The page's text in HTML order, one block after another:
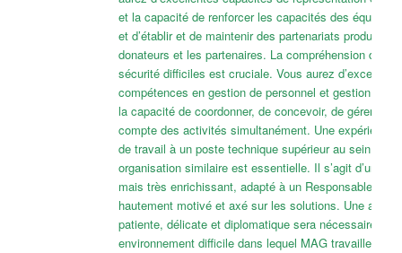
et la capacité de renforcer les capacités des équipes
et d’établir et de maintenir des partenariats productifs
donateurs et les partenaires. La compréhension des
sécurité difficiles est cruciale. Vous aurez
compétences en gestion de personnel et gestion des
la capacité de coordonner, de concevoir, de gérer et
compte des activités simultanément. Une expérience
de travail à un poste technique supérieur au sein d’une
organisation similaire est essentielle. Il s’agit d’un
mais très enrichissant, adapté à un Responsable
hautement motivé et axé sur les solutions. Une
patiente, délicate et diplomatique sera nécessaire
environnement difficile dans lequel MAG travaille.